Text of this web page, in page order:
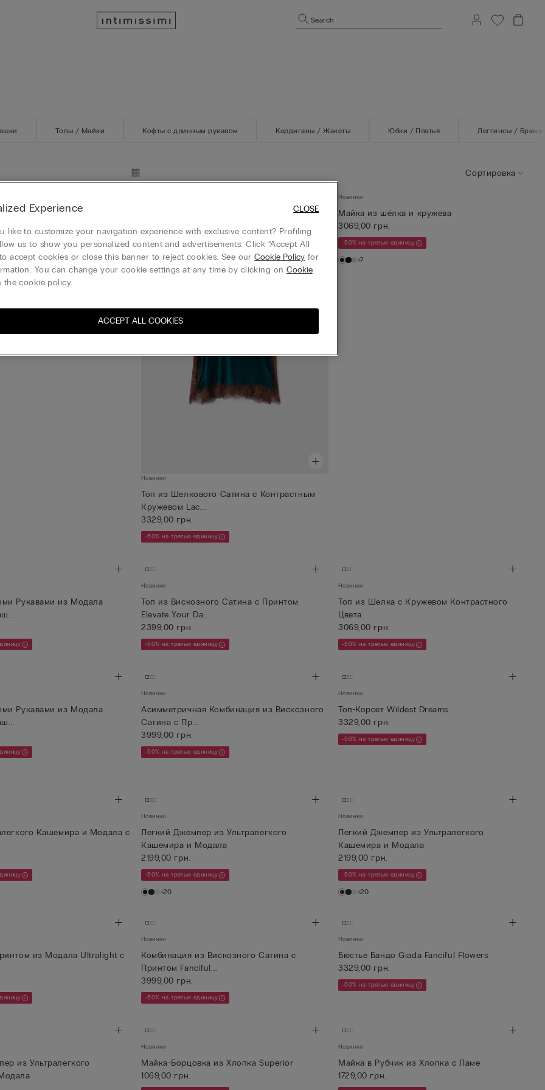
Search
Топы / Майки Кофты с длинным рукавом Кардиганы / Жакеты Юбки / Платья Леггинсы / Брюки
Сортировка
из Вискозного Сатина
Новинки
Топ из Шелкового Сатина с Контрастным
Кружевом Lac...
3329,00 грн.
-50% на третью единицу
Новинки
Майка из шёлка и кружева
3069,00 грн.
-50% на третью единицу
+7
Рукавами из Модала
Новинки
Топ из Вискозного Сатина с Принтом
Elevate Your Da...
2399,00 грн.
-50% на третью единицу
Новинки
Топ из Шелка с Кружевом Контрастного
Цвета
3069,00 грн.
-50% на третью единицу
Рукавами из Модала
Новинки
Асимметричная Комбинация из Вискозного
Сатина с Пр...
3999,00 грн.
-50% на третью единицу
Новинки
Топ-Корсет Wildest Dreams
3329,00 грн.
-50% на третью единицу
Кашемира и Модала с
Новинки
Легкий Джемпер из Ультралегкого
Кашемира и Модала
2199,00 грн.
-50% на третью единицу
+20
Новинки
Легкий Джемпер из Ультралегкого
Кашемира и Модала
2199,00 грн.
-50% на третью единицу
+20
из Модала Ultralight с
Новинки
Комбинация из Вискозного Сатина с
Принтом Fanciful...
3999,00 грн.
-50% на третью единицу
Новинки
Бюстье Бандо Giada Fanciful Flowers
3329,00 грн.
-50% на третью единицу
из Ультралегкого
Новинки
Майка-Борцовка из Хлопка Superior
1069,00 грн.
Новинки
Майка в Рубчик из Хлопка с Ламе
1729,00 грн.
Experience
like to customize your navigation experience with exclusive content? Profiling
us to show you personalized content and advertisements. Click “Accept All
accept cookies or close this banner to reject cookies. See ourCookie Policy for
You can change your cookie settings at any time by clicking on Cookie
the cookie policy.
ACCEPT ALL COOKIES
CLOSE